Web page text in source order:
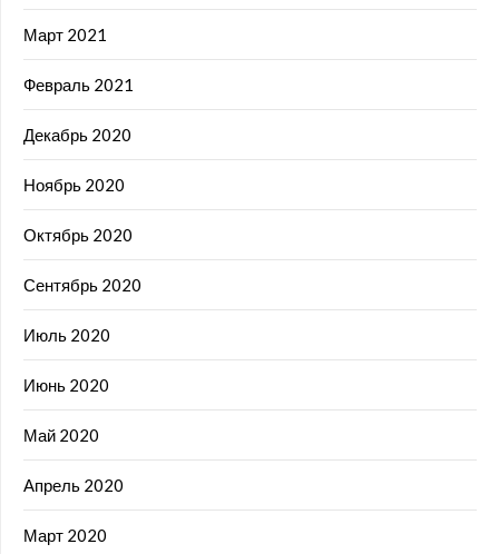
Март 2021
Февраль 2021
Декабрь 2020
Ноябрь 2020
Октябрь 2020
Сентябрь 2020
Июль 2020
Июнь 2020
Май 2020
Апрель 2020
Март 2020